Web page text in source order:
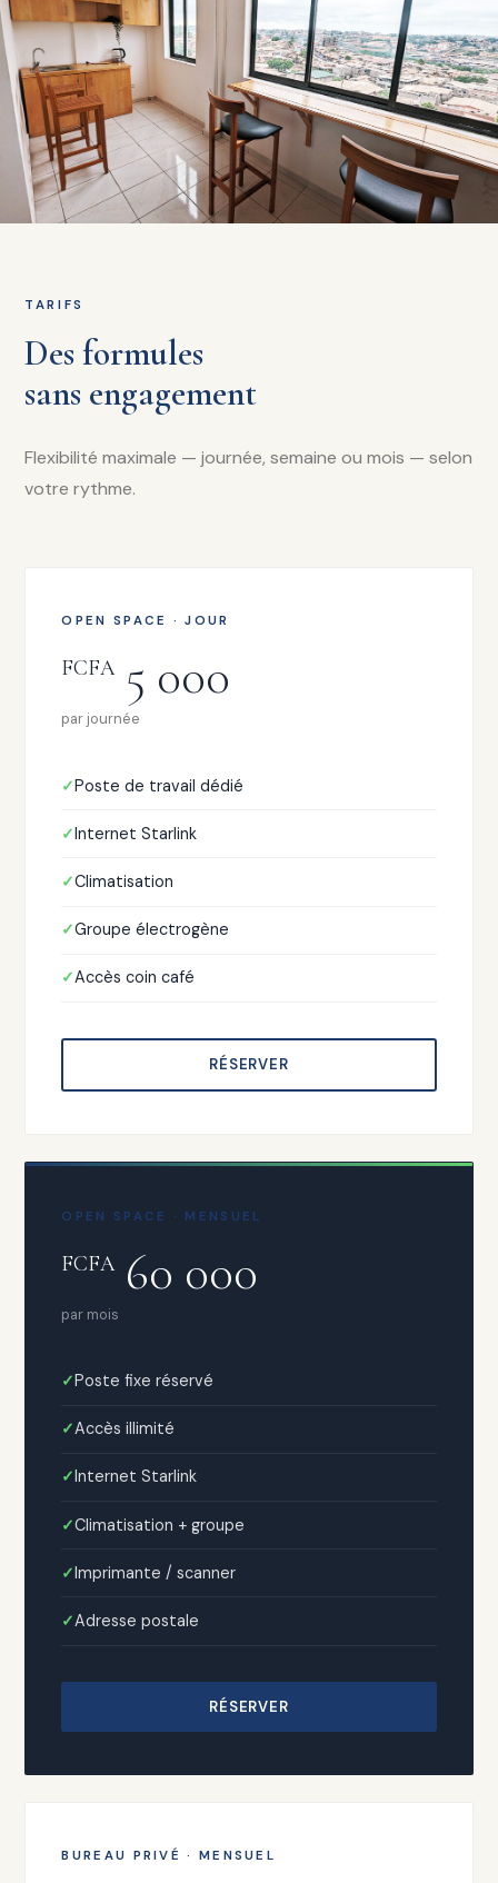
TARIFS
Des formules
sans engagement
Flexibilité maximale — journée, semaine ou mois — selon
votre rythme.
OPEN SPACE · JOUR
FCFA5 000
par journée
Poste de travail dédié
Internet Starlink
Climatisation
Groupe électrogène
Accès coin café
RÉSERVER
OPEN SPACE · MENSUEL
FCFA60 000
par mois
Poste fixe réservé
Accès illimité
Internet Starlink
Climatisation + groupe
Imprimante / scanner
Adresse postale
RÉSERVER
BUREAU PRIVÉ · MENSUEL